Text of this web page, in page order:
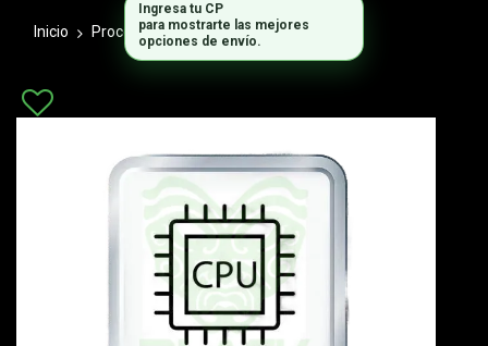
Inicio Procesadores Procesadores Intel
Ingresa tu CP
para mostrarte las mejores
opciones de envío.